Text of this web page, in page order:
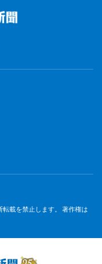
載を禁止します。 著作権は